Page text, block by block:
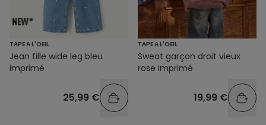
TAPE A L'OEIL
Jean fille wide leg bleu
imprimé
25,99 €
TAPE A L'OEIL
Sweat garçon droit vieux
rose imprimé
19,99 €